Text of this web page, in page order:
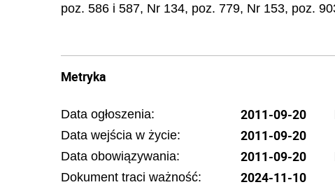
poz. 586 i 587, Nr 134, poz. 779, Nr 153, poz.
Metryka
Data ogłoszenia: 2011-09-20
Data wejścia w życie: 2011-09-20
Data obowiązywania: 2011-09-20
Dokument traci ważność: 2024-11-10